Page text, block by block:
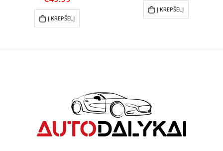
49.99
Į KREPŠELĮ
Į KREPŠELĮ